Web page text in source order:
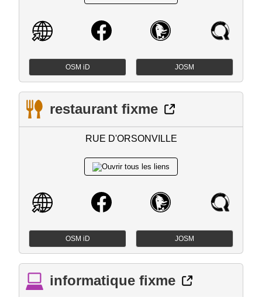
OSM iD JOSM
restaurant fixme
RUE D'ORSONVILLE
OSM iD JOSM
informatique fixme